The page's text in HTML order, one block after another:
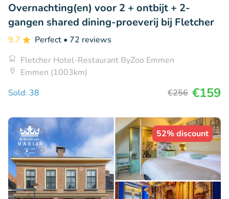
Overnachting(en) voor 2 + ontbijt + 2-
gangen shared dining-proeverij bij Fletcher
9.7 Perfect • 72 reviews
Fletcher Hotel-Restaurant ByZoo Emmen
Emmen (1003km)
Sold: 38
€256 €159
52% discount